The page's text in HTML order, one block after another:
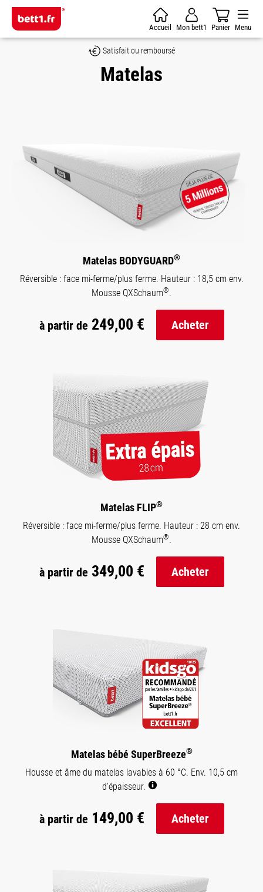
Passer au contenu principal
Accueil Mon bett1 Panier Menu
Satisfait ou remboursé
Matelas
Matelas BODYGUARD®
Réversible : face mi-ferme/plus ferme. Hauteur : 18,5 cm env.
Mousse QXSchaum®.
à partir de 249,00 € Acheter
Matelas FLIP®
Réversible : face mi-ferme/plus ferme. Hauteur : 28 cm env.
Mousse QXSchaum®.
à partir de 349,00 € Acheter
Matelas bébé SuperBreeze®
Housse et âme du matelas lavables à 60 °C. Env. 10,5 cm
d'épaisseur.
à partir de 149,00 € Acheter